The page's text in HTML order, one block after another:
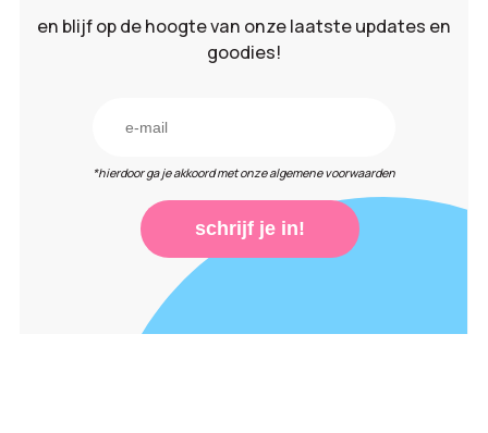
en blijf op de hoogte van onze laatste updates en
goodies!
*hierdoor ga je akkoord met onze algemene voorwaarden
schrijf je in!